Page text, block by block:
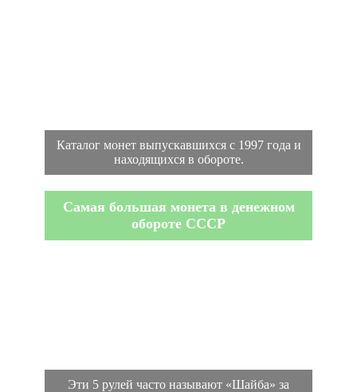
Каталог монет выпускавшихся с 1997 года и
находящихся в обороте.
Самая большая монета в денежном
обороте СССР
Эти 5 рулей часто называют «Шайба» за